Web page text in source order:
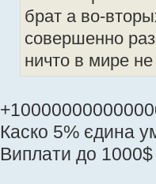
брат а во-
совершенно
ничто в мире
Каско 5% єдина
Виплати до